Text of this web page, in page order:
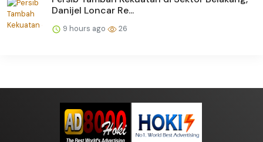
Danijel Loncar Re...
9 hours ago 26